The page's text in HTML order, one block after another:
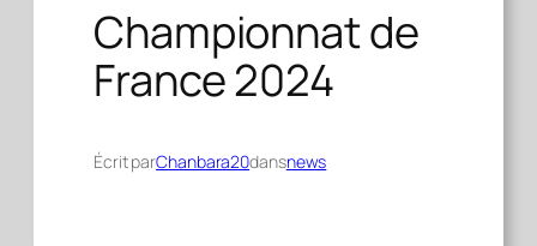
Championnat de
France 2024
Écrit parChanbara20dansnews